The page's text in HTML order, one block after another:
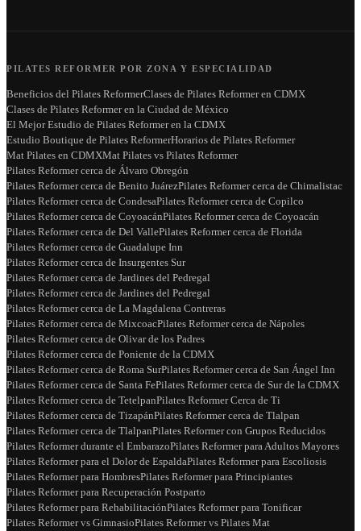
PILATES REFORMER POR ZONA Y ESPECIALIDAD
Beneficios del Pilates ReformerClases de Pilates Reformer en CDMX
Clases de Pilates Reformer en la Ciudad de México
El Mejor Estudio de Pilates Reformer en la CDMX
Estudio Boutique de Pilates ReformerHorarios de Pilates Reformer
Mat Pilates en CDMXMat Pilates vs Pilates Reformer
Pilates Reformer cerca de Álvaro Obregón
Pilates Reformer cerca de Benito JuárezPilates Reformer cerca de Chimalistac
Pilates Reformer cerca de CondesaPilates Reformer cerca de Copilco
Pilates Reformer cerca de CoyoacánPilates Reformer cerca de Coyoacán
Pilates Reformer cerca de Del VallePilates Reformer cerca de Florida
Pilates Reformer cerca de Guadalupe Inn
Pilates Reformer cerca de Insurgentes Sur
Pilates Reformer cerca de Jardines del Pedregal
Pilates Reformer cerca de Jardines del Pedregal
Pilates Reformer cerca de La Magdalena Contreras
Pilates Reformer cerca de MixcoacPilates Reformer cerca de Nápoles
Pilates Reformer cerca de Olivar de los Padres
Pilates Reformer cerca de Poniente de la CDMX
Pilates Reformer cerca de Roma SurPilates Reformer cerca de San Ángel Inn
Pilates Reformer cerca de Santa FePilates Reformer cerca de Sur de la CDMX
Pilates Reformer cerca de TetelpanPilates Reformer Cerca de Ti
Pilates Reformer cerca de TizapánPilates Reformer cerca de Tlalpan
Pilates Reformer cerca de TlalpanPilates Reformer con Grupos Reducidos
Pilates Reformer durante el EmbarazoPilates Reformer para Adultos Mayores
Pilates Reformer para el Dolor de EspaldaPilates Reformer para Escoliosis
Pilates Reformer para HombresPilates Reformer para Principiantes
Pilates Reformer para Recuperación Postparto
Pilates Reformer para RehabilitaciónPilates Reformer para Tonificar
Pilates Reformer vs GimnasioPilates Reformer vs Pilates Mat